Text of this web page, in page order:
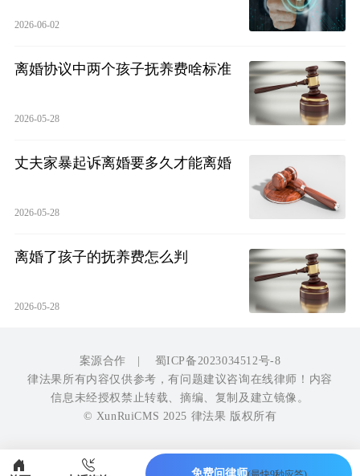
2026-06-02
离婚协议中两个孩子抚养费啥标准
2026-05-28
丈夫家暴起诉离婚要多久才能离婚
2026-05-28
离婚了孩子的抚养费怎么判
2026-05-28
案源合作 | 蜀ICP备2023034512号-8
律法果所有内容仅供参考，有问题建议咨询在线律师！内容
信息未经授权禁止转载、摘编、复制及建立镜像。
© XunRuiCMS 2025 律法果 版权所有
免费问律师